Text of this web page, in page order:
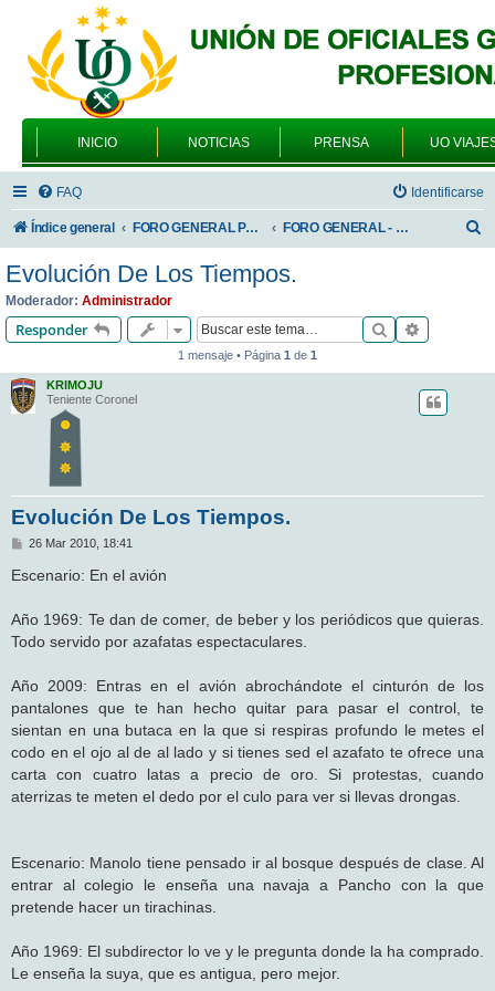
INICIO NOTICIAS PRENSA UO
FAQ Identificarse
Índice general FORO GENERAL PARA TODOS LOS USUARIOS FORO GENERAL - SONRIA, POR FAVOR
r
Evolución De Los Tiempos.
Moderador: Administrador
Responder Buscar
1 mensaje • Página 1 de 1
KRIMOJU
Teniente Coronel
Evolución De Los Tiempos.
M
n
s
j
e
26 Mar 2010, 18:41
Escenario: En el avión
Año 1969: Te dan de comer, de beber y los periódicos que quieras.
Todo servido por azafatas espectaculares.
Año 2009: Entras en el avión abrochándote el cinturón de los
pantalones que te han hecho quitar para pasar el control, te
sientan en una butaca en la que si respiras profundo le metes el
codo en el ojo al de al lado y si tienes sed el azafato te ofrece una
carta con cuatro latas a precio de oro. Si protestas, cuando
aterrizas te meten el dedo por el culo para ver si llevas drongas.
Escenario: Manolo tiene pensado ir al bosque después de clase. Al
entrar al colegio le enseña una navaja a Pancho con la que
pretende hacer un tirachinas.
Año 1969: El subdirector lo ve y le pregunta donde la ha comprado.
Le enseña la suya, que es antigua, pero mejor.